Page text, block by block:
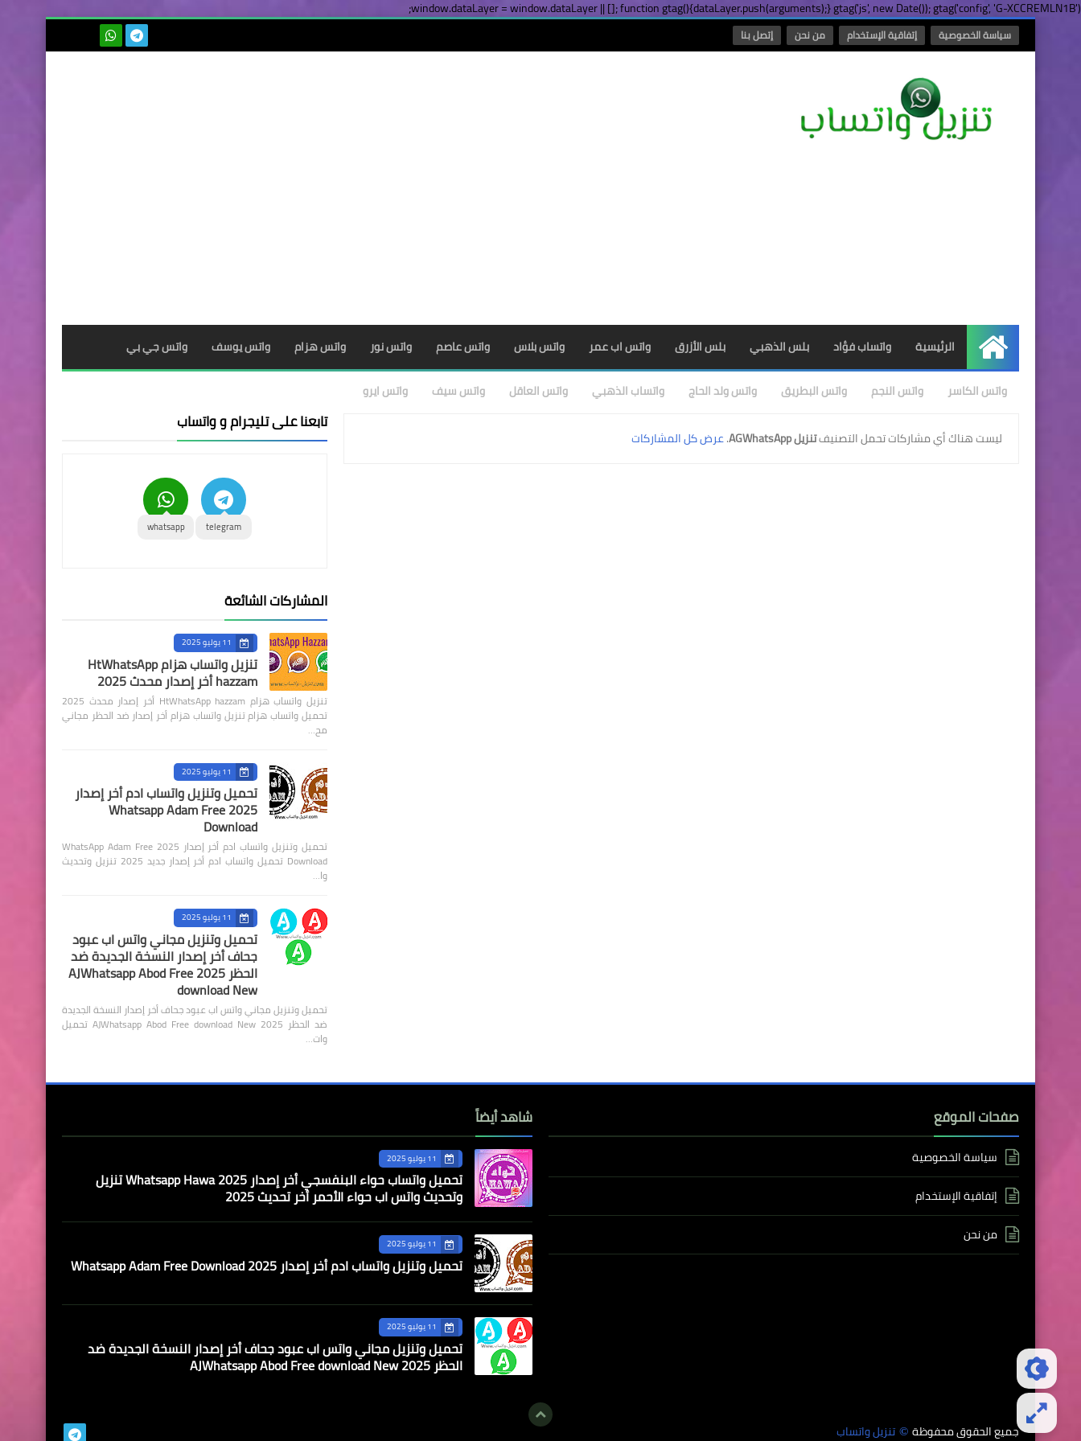
window.dataLayer = window.dataLayer || []; function gtag(){dataLayer.push(arguments);} gtag('js', new Date()); gtag('config', 'G-XCCREMLN1B');
سياسة الخصوصية إتفاقية الإستخدام من نحن إتصل بنا
الرئيسية
الرئيسية واتساب فؤاد بلس الذهبي بلس الأزرق واتس اب عمر واتس بلاس واتس عاصم واتس نور واتس هزام واتس يوسف واتس جي بي
واتس الكاسر واتس النجم واتس البطريق واتس ولد الحاج واتساب الذهبي واتس العاقل واتس سيف واتس ايرو
‏ليست هناك أي مشاركات تحمل التصنيفتنزيل AGWhatsApp .عرض كل المشاركات
تابعنا على تليجرام و واتساب
telegram
whatsapp
المشاركات الشائعة
11 يوليو 2025
تنزيل واتساب هزام HtWhatsApp
hazzam أخر إصدار محدث 2025
تنزيل واتساب هزام HtWhatsApp hazzam أخر إصدار محدث 2025
تحميل واتساب هزام تنزيل واتساب هزام أخر إصدار ضد الحظر مجاني
مح…
11 يوليو 2025
تحميل وتنزيل واتساب ادم أخر إصدار
2025 Whatsapp Adam Free
Download
تحميل وتنزيل واتساب ادم أخر إصدار 2025 WhatsApp Adam Free
Download تحميل واتساب ادم أخر إصدار جديد 2025 تنزيل وتحديث
وا…
11 يوليو 2025
تحميل وتنزيل مجاني واتس اب عبود
جحاف أخر إصدار النسخة الجديدة ضد
الحظر 2025 AJWhatsapp Abod Free
download New
تحميل وتنزيل مجاني واتس اب عبود جحاف أخر إصدار النسخة الجديدة
ضد الحظر 2025 AJWhatsapp Abod Free download New تحميل
وات…
صفحات الموقع
سياسة الخصوصية
إتفاقية الإستخدام
من نحن
شاهد أيضاً
11 يوليو 2025
تحميل واتساب حواء البنفسجي أخر إصدار Whatsapp Hawa 2025 تنزيل
وتحديث واتس اب حواء الأحمر أخر تحديث 2025
11 يوليو 2025
تحميل وتنزيل واتساب ادم أخر إصدار 2025 Whatsapp Adam Free Download
11 يوليو 2025
تحميل وتنزيل مجاني واتس اب عبود جحاف أخر إصدار النسخة الجديدة ضد
الحظر 2025 AJWhatsapp Abod Free download New
جميع الحقوق محفوظة © تنزيل واتساب